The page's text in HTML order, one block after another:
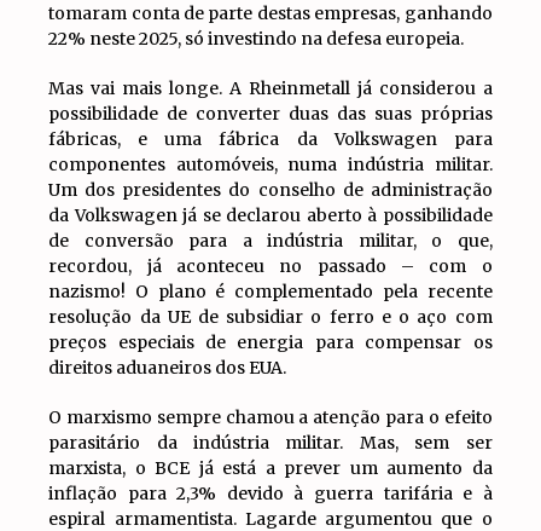
tomaram conta de parte destas empresas, ganhando
22% neste 2025, só investindo na defesa europeia.
Mas vai mais longe. A Rheinmetall já considerou a
possibilidade de converter duas das suas próprias
fábricas, e uma fábrica da Volkswagen para
componentes automóveis, numa indústria militar.
Um dos presidentes do conselho de administração
da Volkswagen já se declarou aberto à possibilidade
de conversão para a indústria militar, o que,
recordou, já aconteceu no passado – com o
nazismo! O plano é complementado pela recente
resolução da UE de subsidiar o ferro e o aço com
preços especiais de energia para compensar os
direitos aduaneiros dos EUA.
O marxismo sempre chamou a atenção para o efeito
parasitário da indústria militar. Mas, sem ser
marxista, o BCE já está a prever um aumento da
inflação para 2,3% devido à guerra tarifária e à
espiral armamentista. Lagarde argumentou que o